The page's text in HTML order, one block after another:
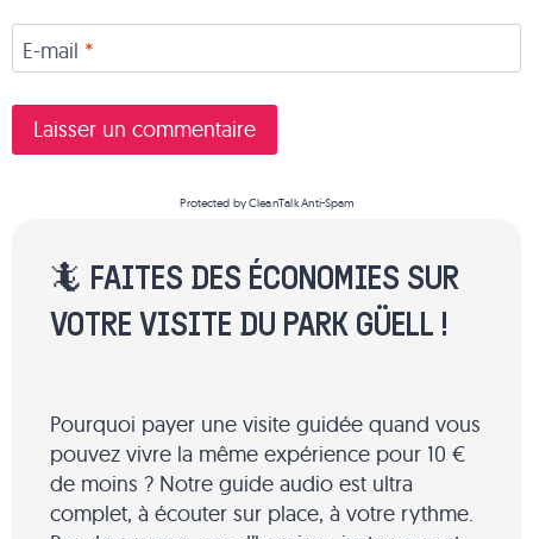
E-mail *
Protected byCleanTalk Anti-Spam
🦎 FAITES DES ÉCONOMIES SUR
VOTRE VISITE DU PARK GÜELL !
Pourquoi payer une visite guidée quand vous
pouvez vivre la même expérience pour 10 €
de moins ? Notre guide audio est ultra
complet, à écouter sur place, à votre rythme.